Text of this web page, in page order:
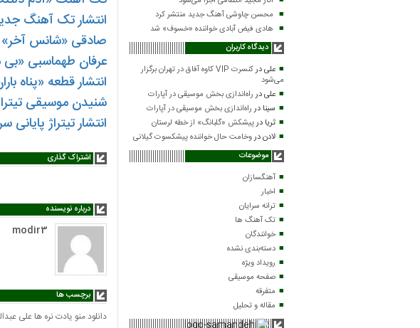
محسن چاوشی آهنگ جدید منتشر کرد
هادی فیض آبادی خواننده «خسوف» شد
دیدگاه کاربران
علیدر
کنسرت VIP کاوه آفاق در تهران برگزار
می‌شود
علیدرراه‌اندازی بخش موسیقی در آپارات
سینا درراه‌اندازی بخش موسیقی در آپارات
ثریا درپیشکش «گلبانگ» از خطه لرستان
لادندروخامت حال خواننده پیشکسوت گیلانی
موضوعات
آهنگسازان
اخبار
ترانه سرایان
تک آهنگ ها
خوانندگان
دسته‌بندی نشده
رویداد ویژه
صفحه موسیقی
متفرقه
مقاله و تحلیل
انتشار تک آهنگ
صادقی «شانس آخر»
عرفان طهماسبی «بی
انتشار قطعه «پناه
شنیدن موسیقی
انتشار تیتراژ
اشتراک گذاری
درباره نویسنده
modir3
برچسب ها
دانلود منو یادت نره ها علی